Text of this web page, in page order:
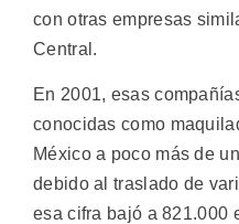
con otras empresas
Central.
En 2001, esas
conocidas como
México a poco más de
debido al traslado de
esa cifra bajó a 821.000